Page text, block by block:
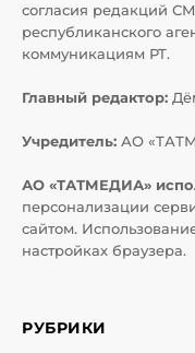
согласия редакций
республиканского
коммуникациям РТ.
Главный редактор:
Учредитель: АО
АО «ТАТМЕДИА»
персонализации
сайтом.
настройках браузера.
РУБРИКИ